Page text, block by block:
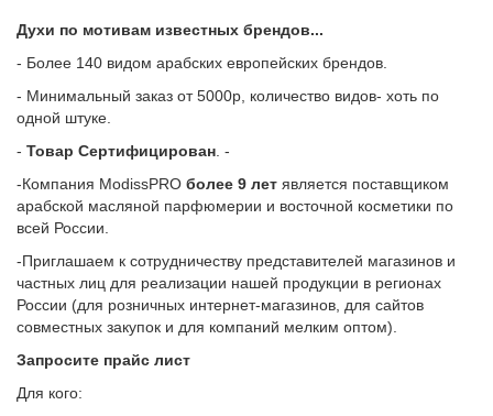
Духи по мотивам известных брендов...
- Более 140 видом арабских европейских брендов.
- Минимальный заказ от 5000р, количество видов- хоть по
одной штуке.
- Товар Сертифицирован . -
-Компания ModissPRO более 9 лет является поставщиком
арабской масляной парфюмерии и восточной косметики по
всей России.
-Приглашаем к сотрудничеству представителей магазинов и
частных лиц для реализации нашей продукции в регионах
России (для розничных интернет-магазинов, для сайтов
совместных закупок и для компаний мелким оптом).
Запросите прайс лист
Для кого: